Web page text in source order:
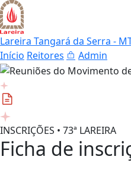
Lareira Tangará da Serra -
Início Reitores Admin
INSCRIÇÕES • 73ª LAREIRA
Ficha de